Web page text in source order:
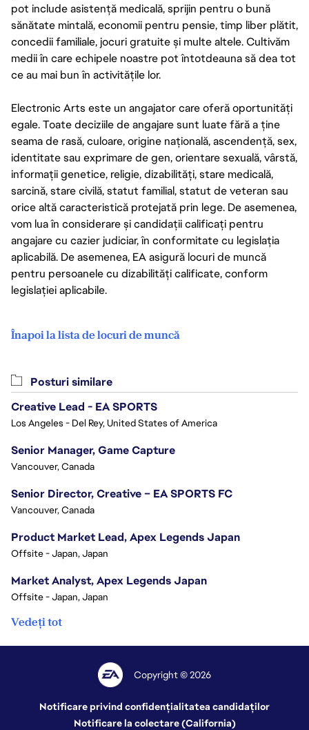
pot include asistență medicală, sprijin pentru o bună
sănătate mintală, economii pentru pensie, timp liber plătit,
concedii familiale, jocuri gratuite și multe altele. Cultivăm
medii în care echipele noastre pot întotdeauna să dea tot
ce au mai bun în activitățile lor.
Electronic Arts este un angajator care oferă oportunități
egale. Toate deciziile de angajare sunt luate fără a ține
seama de rasă, culoare, origine națională, ascendență, sex,
identitate sau exprimare de gen, orientare sexuală, vârstă,
informații genetice, religie, dizabilități, stare medicală,
sarcină, stare civilă, statut familial, statut de veteran sau
orice altă caracteristică protejată prin lege. De asemenea,
vom lua în considerare și candidații calificați pentru
angajare cu cazier judiciar, în conformitate cu legislația
aplicabilă. De asemenea, EA asigură locuri de muncă
pentru persoanele cu dizabilități calificate, conform
legislației aplicabile.
Înapoi la lista de locuri de muncă
Posturi similare
Creative Lead - EA SPORTS
Los Angeles - Del Rey, United States of America
Senior Manager, Game Capture
Vancouver, Canada
Senior Director, Creative – EA SPORTS FC
Vancouver, Canada
Product Market Lead, Apex Legends Japan
Offsite - Japan, Japan
Market Analyst, Apex Legends Japan
Offsite - Japan, Japan
Vedeți tot
Copyright © 2026
Notificare privind confidențialitatea candidaților
Notificare la colectare (California)